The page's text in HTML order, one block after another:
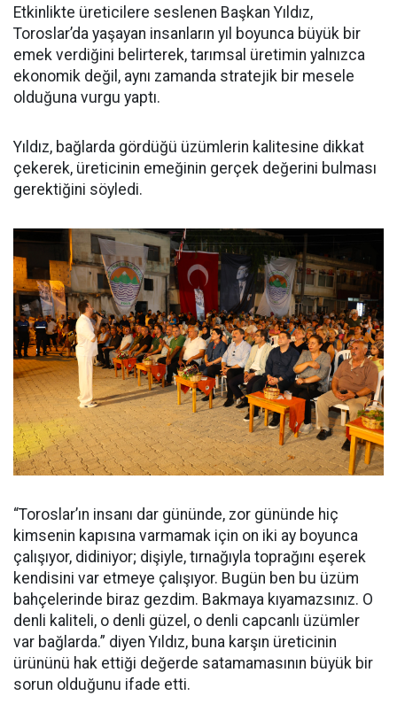
Etkinlikte üreticilere seslenen Başkan Yıldız,
Toroslar’da yaşayan insanların yıl boyunca büyük bir
emek verdiğini belirterek, tarımsal üretimin yalnızca
ekonomik değil, aynı zamanda stratejik bir mesele
olduğuna vurgu yaptı.
Yıldız, bağlarda gördüğü üzümlerin kalitesine dikkat
çekerek, üreticinin emeğinin gerçek değerini bulması
gerektiğini söyledi.
“Toroslar’ın insanı dar gününde, zor gününde hiç
kimsenin kapısına varmamak için on iki ay boyunca
çalışıyor, didiniyor; dişiyle, tırnağıyla toprağını eşerek
kendisini var etmeye çalışıyor. Bugün ben bu üzüm
bahçelerinde biraz gezdim. Bakmaya kıyamazsınız. O
denli kaliteli, o denli güzel, o denli capcanlı üzümler
var bağlarda.” diyen Yıldız, buna karşın üreticinin
ürününü hak ettiği değerde satamamasının büyük bir
sorun olduğunu ifade etti.